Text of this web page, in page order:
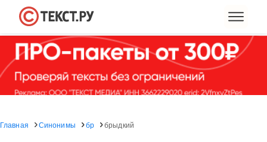
Главная Синонимы бр брыдкий